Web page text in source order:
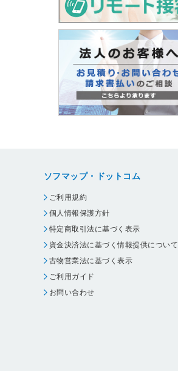
ソフマップ・ドットコム
ご利用規約
個人情報保護方針
特定商取引法に基づく表示
資金決済法に基づく情報提供について
古物営業法に基づく表示
ご利用ガイド
お問い合わせ